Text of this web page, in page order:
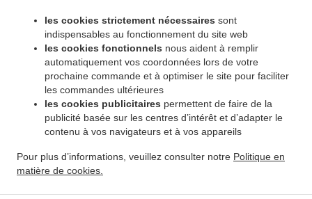
les cookies strictement nécessaires sont
indispensables au fonctionnement du site web
les cookies fonctionnels nous aident à remplir
automatiquement vos coordonnées lors de votre
prochaine commande et à optimiser le site pour faciliter
les commandes ultérieures
les cookies publicitaires permettent de faire de la
publicité basée sur les centres d’intérêt et d’adapter le
contenu à vos navigateurs et à vos appareils
Pour plus d’informations, veuillez consulter notre Politique en
matière de cookies.
.
cuisinés African Food Winnipeg River Park South Livraison de plats cuisinés African
Food Winnipeg Powerview . Livraison de plats cuisinés African Food Winnipeg
Middlechurch . Livraison de plats cuisinés African Food Winnipeg Vermette . Livraison de
.
Livraison de plats cuisinés African Food East Saint Paul Ki l- Cona Park Livraison
de plats cuisinés African Food East Saint Paul . Livraison de plats cuisinés African Food
cuisinés African Food Traverse Bay